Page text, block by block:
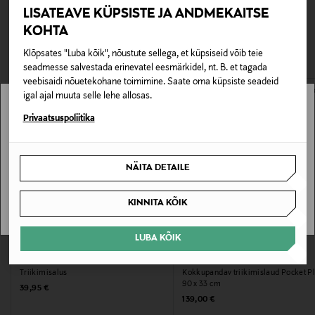
LISATEAVE KÜPSISTE JA ANDMEKAITSE
KOHTA
Klõpsates "Luba kõik", nõustute sellega, et küpsiseid võib teie
seadmesse salvestada erinevatel eesmärkidel, nt. B. et tagada
veebisaidi nõuetekohane toimimine. Saate oma küpsiste seadeid
igal ajal muuta selle lehe allosas.
Privaatsuspoliitika
NÄITA DETAILE
KINNITA KÕIK
LUBA KÕIK
aurutriikraudadele. Tootel on 2-aastane garantii.
Tootenumber
177963832
Käsipesu
Tarnimine pakiautomaati või postkontorisse
0,00 € – 4,90 €
TEISED KLIENDID
VAATASID KA
Triikimisalus
Original Price
39,95 €
Kokkupandav triikimislaud Pocket
90 x 33 cm
Original Price
139,00 €
Stockmann pole Sinu riigis saadaval.
SAAN ARU